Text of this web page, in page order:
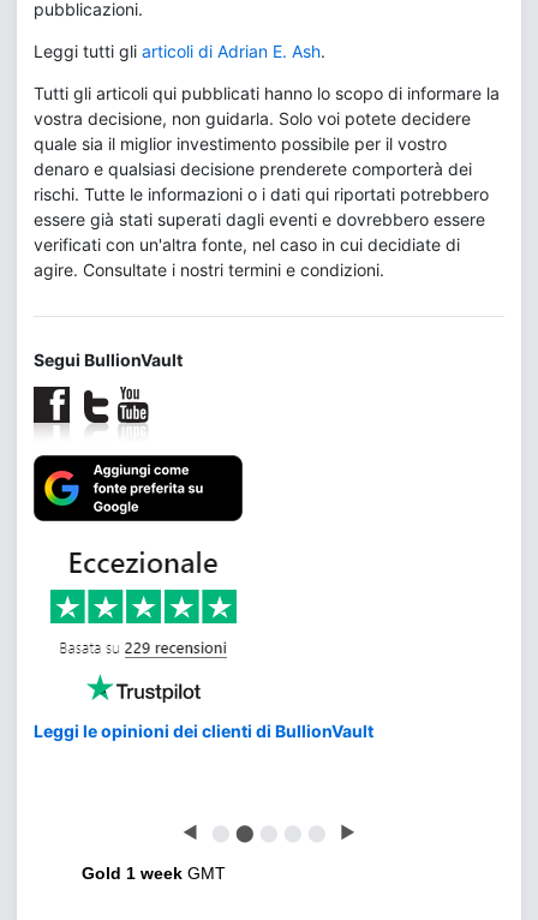
pubblicazioni.
Leggi tutti gli articoli di Adrian E. Ash.
Tutti gli articoli qui pubblicati hanno lo scopo di informare la
vostra decisione, non guidarla. Solo voi potete decidere
quale sia il miglior investimento possibile per il vostro
denaro e qualsiasi decisione prenderete comporterà dei
rischi. Tutte le informazioni o i dati qui riportati potrebbero
essere già stati superati dagli eventi e dovrebbero essere
verificati con un'altra fonte, nel caso in cui decidiate di
agire. Consultate i nostri termini e condizioni.
Segui BullionVault
Leggi le opinioni dei clienti di BullionVault
◀ ⬤ ⬤ ⬤ ⬤ ⬤ ▶
Gold 1 week GMT